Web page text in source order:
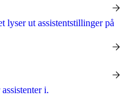
lyser ut assistentstillinger på
i.